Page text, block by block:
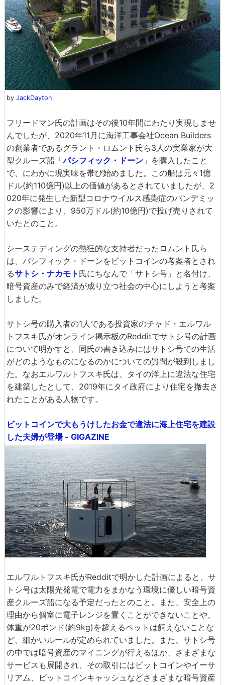
by JackDayton
フリードマン氏の計画はその後10年間にわたり実現しませ
んでしたが、2020年11月に海洋工事会社Ocean Builders
の創業者であるグラント・ロムント氏ら3人の実業家が大
型クルーズ船「パシフィック・ドーン 」を購入したこと
で、にわかに現実味を帯び始めました。この船は元々1億
ドル(約110億円)以上の価値があるとされていましたが、2
020年に発生した新型コロナウイルス感染症のパンデミッ
クの影響により、950万ドル(約10億円)で投げ売りされて
いたとのこと。
シーステディングの熱狂的な支持者だったロムント氏ら
は、パシフィック・ドーンをビットコインの考案者とされ
るサトシ・ナカモト 氏にちなんで「サトシ号」と名付け、
暗号資産のみで経済が成り立つ社会の中心にしようと考案
しました。
サトシ号の購入者の1人である投資家のチャド・エルワル
トフスキ氏がオンライン掲示板のRedditでサトシ号の計画
について明かすと、同氏の書き込みにはサトシ号での生活
がどのようなものになるのかについての質問が殺到しまし
た。なおエルワルトフスキ氏は、タイの洋上に違法な住宅
を建築したとして、2019年にタイ政府により住宅を撤去さ
れたことがある人物です。
ビットコインで大もうけしたお金で違法に海上住宅を建設
した夫婦が登場 - GIGAZINE
エルワルトフスキ氏がRedditで明かした計画によると、サ
トシ号は太陽光発電で電力をまかなう環境に優しい暗号資
産クルーズ船になる予定だったとのこと。また、安全上の
理由から個室に電子レンジを置くことができないことや、
体重が20ポンド(約9kg)を超えるペットは飼えないことな
ど、細かいルールが定められていました。また、サトシ号
の中では暗号資産のマイニングが行えるほか、さまざまな
サービスも展開され、その取引にはビットコインやイーサ
リアム、ビットコインキャッシュなどさまざまな暗号資産